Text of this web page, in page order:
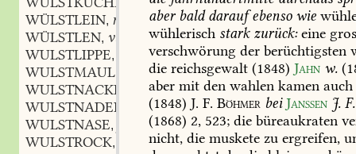
WÜLSTLEIN, n.
WÜLSTLEN, vb.
WULSTLIPPE,
WULSTMAUL
WULSTNACKEN
m.
WULSTNADEL
WULSTNASE,
WULSTROCK,
aberbalddaraufebensowie
wühlerisch starkzurück:eine
verschwörung der berüchtigsten
die reichsgewalt (1848) Jahn w.
aber mit den wahlen kamen auch
(1848) J. F. Böhmer bei Janssen J. F.
(1868) 2, 523; die büreaukraten
nicht, die muskete zu ergreifen,